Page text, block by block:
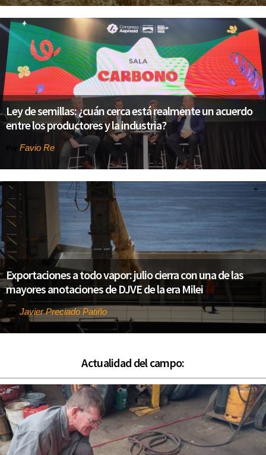
Ley de semillas: ¿cuán cerca está realmente un acuerdo
entre los productores y la industria?
Favio Re
Exportaciones a todo vapor: julio cierra con una de las
mayores anotaciones de DJVE de la era Milei
Javier Preciado Patiño
Actualidad del campo: